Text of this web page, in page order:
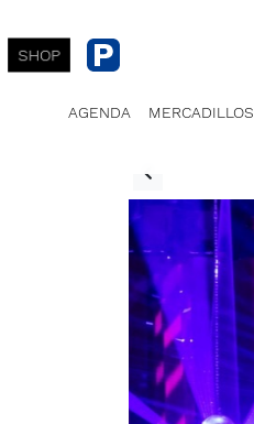
SHOP
AGENDA MERCADILLOS